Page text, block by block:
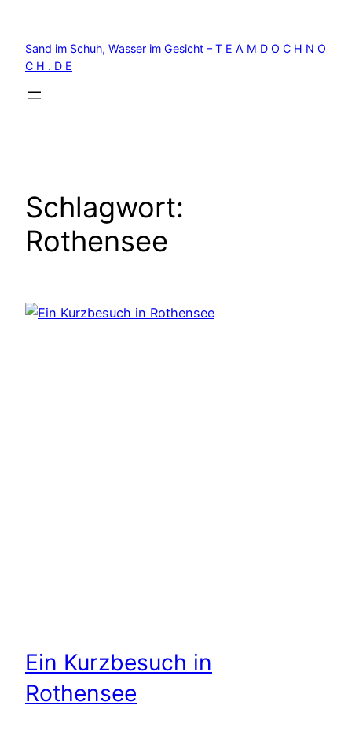
springen
Sand im Schuh, Wasser im Gesicht – T E A M D O C H N O
C H . D E
Schlagwort:
Rothensee
Ein Kurzbesuch in
Rothensee